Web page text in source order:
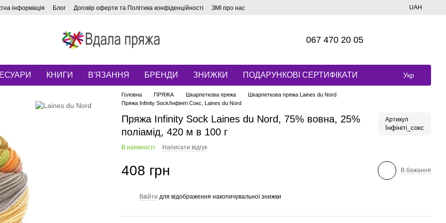
інформація Блог Договір оферти та Політика конфіденційності ЗМІ про нас UAH
067 470 20 05
КНИГИ В'ЯЗАННЯ БРЕНДИ ЗНИЖКИ ПОДАРУНКОВІ СЕРТИФІКАТИ Укр
Головна ПРЯЖА Шкарпеткова пряжа
Шкарпеткова пряжа Laines du Nord
Пряжа Infinity Sock/Інфініті Сокс, Laines du Nord
Пряжа Infinity Sock Laines du Nord, 75% вовна, 25%
поліамід, 420 м в 100 г
Артикул
Інфініті_сокс
В наявності Написати відгук
408 грн В бажання
Ввійти для відображення накопичувальної знижки